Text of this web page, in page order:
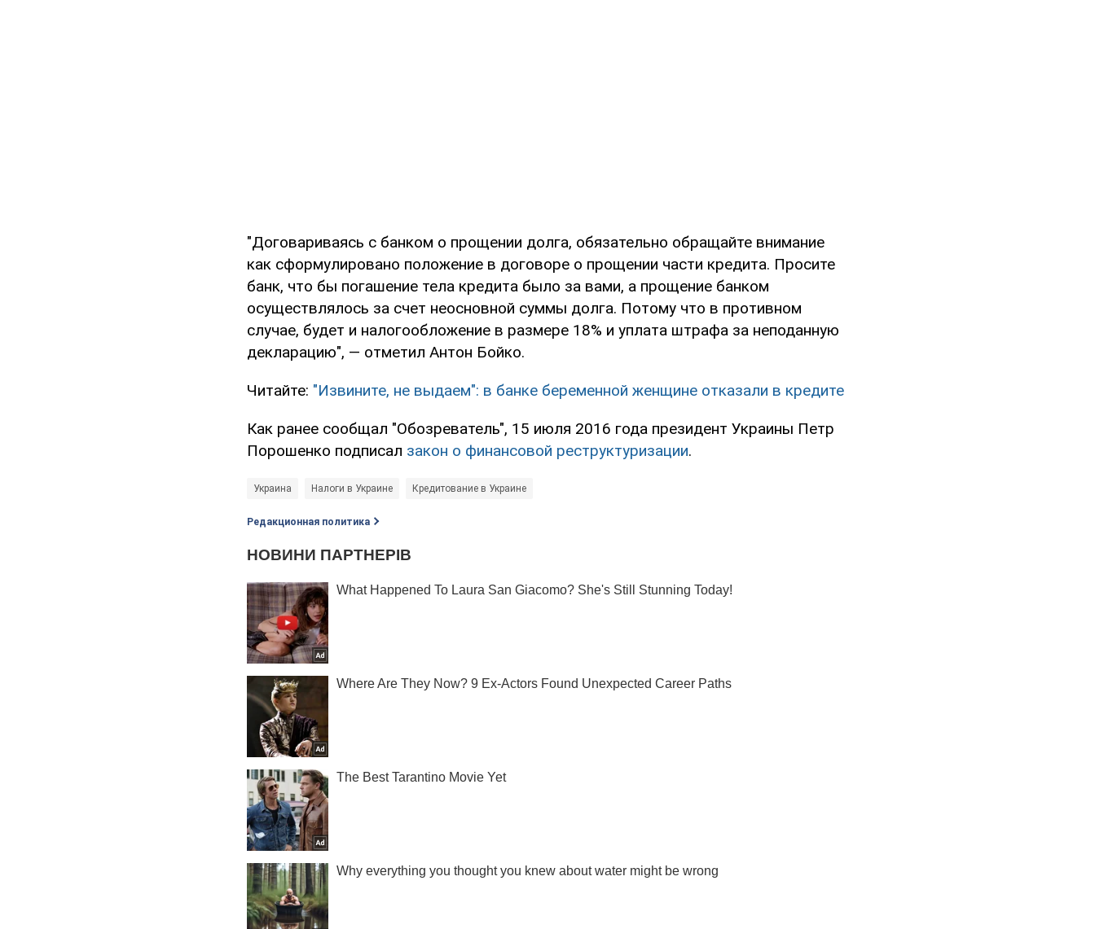
"Договариваясь с банком о прощении долга, обязательно обращайте внимание
как сформулировано положение в договоре о прощении части кредита. Просите
банк, что бы погашение тела кредита было за вами, а прощение банком
осуществлялось за счет неосновной суммы долга. Потому что в противном
случае, будет и налогообложение в размере 18% и уплата штрафа за неподанную
декларацию", — отметил Антон Бойко.
Читайте: "Извините, не выдаем": в банке беременной женщине отказали в кредите
Как ранее сообщал "Обозреватель", 15 июля 2016 года президент Украины Петр
Порошенко подписал закон о финансовой реструктуризации.
Украина Налоги в Украине Кредитование в Украине
Редакционная политика